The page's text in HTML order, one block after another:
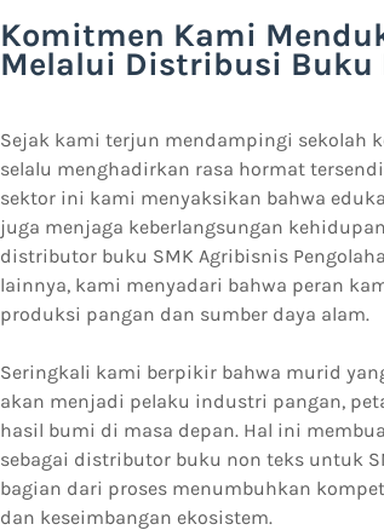
Komitmen Kami
Melalui Distribusi Buku
Sejak kami terjun mendampingi sekolah
selalu menghadirkan rasa hormat
sektor ini kami menyaksikan bahwa
juga menjaga keberlangsungan
distributor buku SMK Agribisnis
lainnya, kami menyadari bahwa peran
produksi pangan dan sumber daya alam.
Seringkali kami berpikir bahwa murid
akan menjadi pelaku industri pangan,
hasil bumi di masa depan. Hal ini
sebagai distributor buku non teks untuk
bagian dari proses menumbuhkan
dan keseimbangan ekosistem.